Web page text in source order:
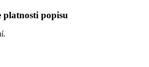
platnosti popisu